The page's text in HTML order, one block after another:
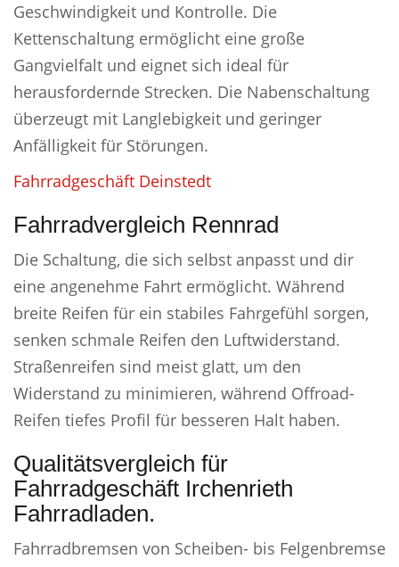
Geschwindigkeit und Kontrolle. Die
Kettenschaltung ermöglicht eine große
Gangvielfalt und eignet sich ideal für
herausfordernde Strecken. Die Nabenschaltung
überzeugt mit Langlebigkeit und geringer
Anfälligkeit für Störungen.
Fahrradgeschäft Deinstedt
Fahrradvergleich Rennrad
Die Schaltung, die sich selbst anpasst und dir
eine angenehme Fahrt ermöglicht. Während
breite Reifen für ein stabiles Fahrgefühl sorgen,
senken schmale Reifen den Luftwiderstand.
Straßenreifen sind meist glatt, um den
Widerstand zu minimieren, während Offroad-
Reifen tiefes Profil für besseren Halt haben.
Qualitätsvergleich für
Fahrradgeschäft Irchenrieth
Fahrradladen.
Fahrradbremsen von Scheiben- bis Felgenbremse